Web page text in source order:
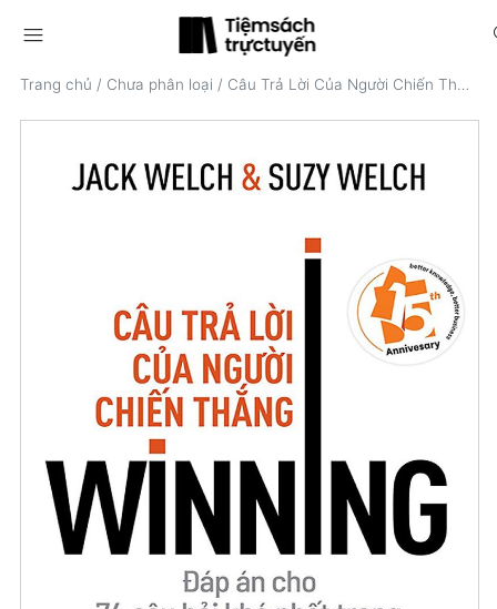
menu
Trang chủ / Chưa phân loại / Câu Trả Lời Của Người Chiến Thắng